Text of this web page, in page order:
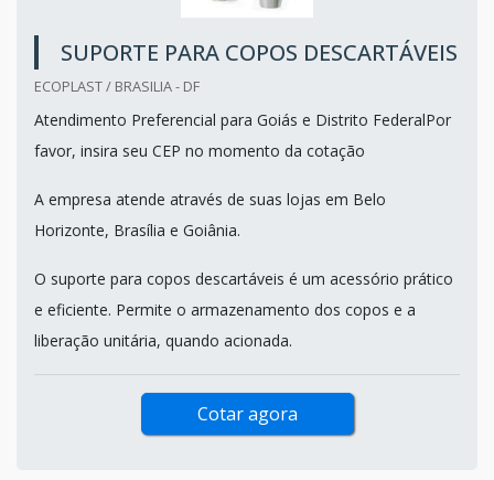
SUPORTE PARA COPOS DESCARTÁVEIS
ECOPLAST / BRASILIA - DF
Atendimento Preferencial para Goiás e Distrito FederalPor
favor, insira seu CEP no momento da cotação
A empresa atende através de suas lojas em Belo
Horizonte, Brasília e Goiânia.
O suporte para copos descartáveis é um acessório prático
e eficiente. Permite o armazenamento dos copos e a
liberação unitária, quando acionada.
Cotar agora